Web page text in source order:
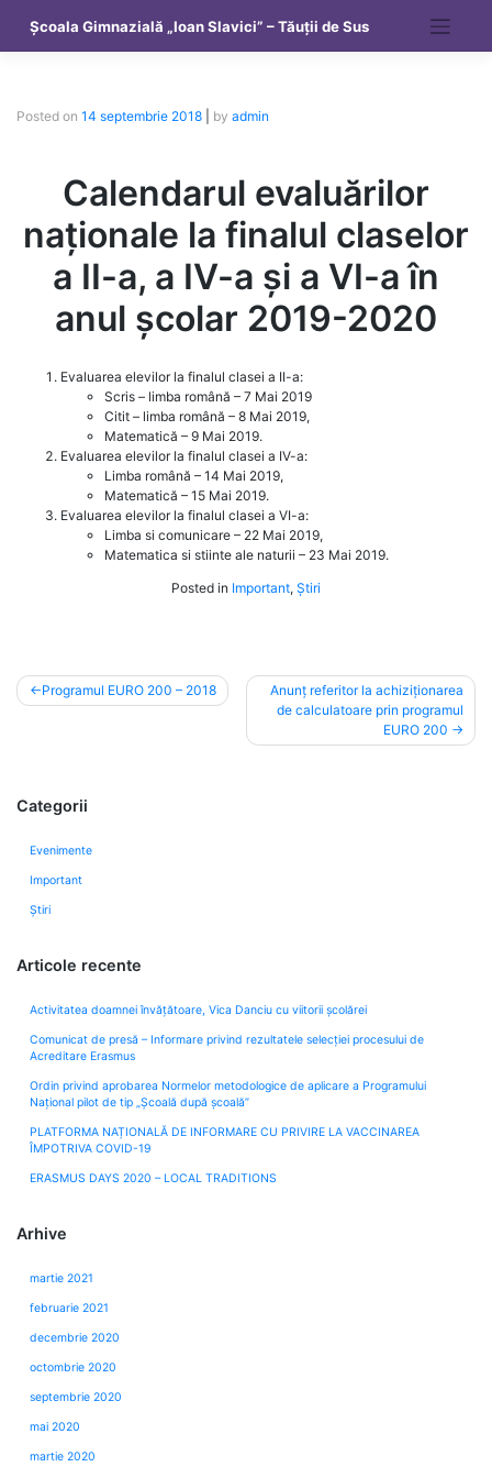
content
Școala Gimnazială „Ioan Slavici” – Tăuții de Sus
Posted on 14 septembrie 2018 by admin
Calendarul evaluărilor
naționale la finalul claselor
a II-a, a IV-a și a VI-a în
anul școlar 2019-2020
Evaluarea elevilor la finalul clasei a II-a:
Scris – limba română – 7 Mai 2019
Citit – limba română – 8 Mai 2019,
Matematică – 9 Mai 2019.
Evaluarea elevilor la finalul clasei a IV-a:
Limba română – 14 Mai 2019,
Matematică – 15 Mai 2019.
Evaluarea elevilor la finalul clasei a VI-a:
Limba si comunicare – 22 Mai 2019,
Matematica si stiinte ale naturii – 23 Mai 2019.
Posted in Important, Știri
Navigare
Programul EURO 200 – 2018
Anunț referitor la achiziționarea
de calculatoare prin programul
EURO 200
Categorii
Evenimente
Important
Știri
Articole recente
Activitatea doamnei învățătoare, Vica Danciu cu viitorii școlărei
Comunicat de presă – Informare privind rezultatele selecției procesului de
Acreditare Erasmus
Ordin privind aprobarea Normelor metodologice de aplicare a Programului
Naţional pilot de tip „Şcoală după şcoală”
PLATFORMA NAȚIONALĂ DE INFORMARE CU PRIVIRE LA VACCINAREA
ÎMPOTRIVA COVID-19
ERASMUS DAYS 2020 – LOCAL TRADITIONS
Arhive
martie 2021
februarie 2021
decembrie 2020
octombrie 2020
septembrie 2020
mai 2020
martie 2020